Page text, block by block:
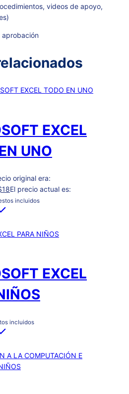
videos de apoyo,
aprobación
EXCEL
UNO
original era:
18El precio actual es:
incluidos
EXCEL
incluidos